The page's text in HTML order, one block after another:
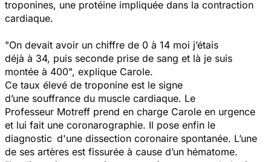
troponines, une protéine impliquée dans la contraction
cardiaque.
"On devait avoir un chiffre de 0 à 14 moi j’étais
déjà à 34, puis seconde prise de sang et là je suis
montée à 400", explique Carole.
Ce taux élevé de troponine est le signe
d’une souffrance du muscle cardiaque. Le
Professeur Motreff prend en charge Carole en urgence
et lui fait une coronarographie. Il pose enfin le
diagnostic d'une dissection coronaire spontanée. L’une
de ses artères est fissurée à cause d’un hématome.